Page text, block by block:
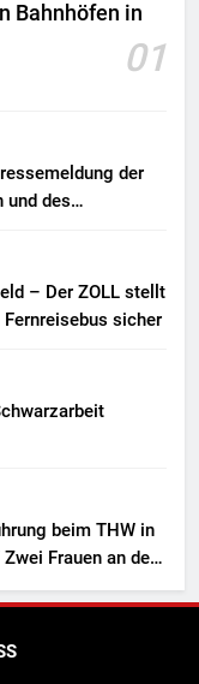
Bahnhöfen in
01
der
und des
– Der ZOLL stellt
sicher
beim THW in
Frauen an der